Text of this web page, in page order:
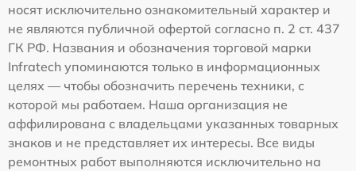
носят исключительно ознакомительный характер и
не являются публичной офертой согласно п. 2 ст. 437
ГК РФ. Названия и обозначения торговой марки
Infratech упоминаются только в информационных
целях — чтобы обозначить перечень техники, с
которой мы работаем. Наша организация не
аффилирована с владельцами указанных товарных
знаков и не представляет их интересы. Все виды
ремонтных работ выполняются исключительно на